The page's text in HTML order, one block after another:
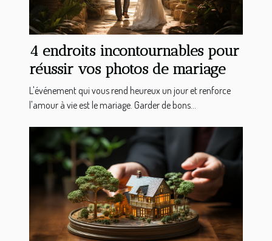
4 endroits incontournables pour
réussir vos photos de mariage
L'événement qui vous rend heureux un jour et renforce
l'amour à vie est le mariage. Garder de bons...